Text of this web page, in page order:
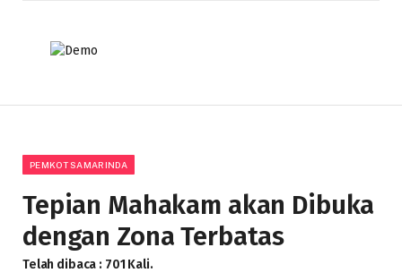
PEMKOT SAMARINDA
Tepian Mahakam akan Dibuka
dengan Zona Terbatas
Telah dibaca : 701 Kali.